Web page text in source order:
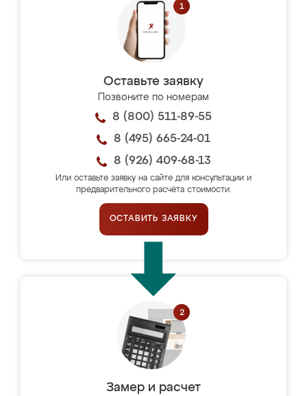
Оставьте заявку
Позвоните по номерам
8 (800) 511-89-55
8 (495) 665-24-01
8 (926) 409-68-13
Или оставьте заявку на сайте для консультации и
предварительного расчёта стоимости.
ОСТАВИТЬ ЗАЯВКУ
Замер и расчет